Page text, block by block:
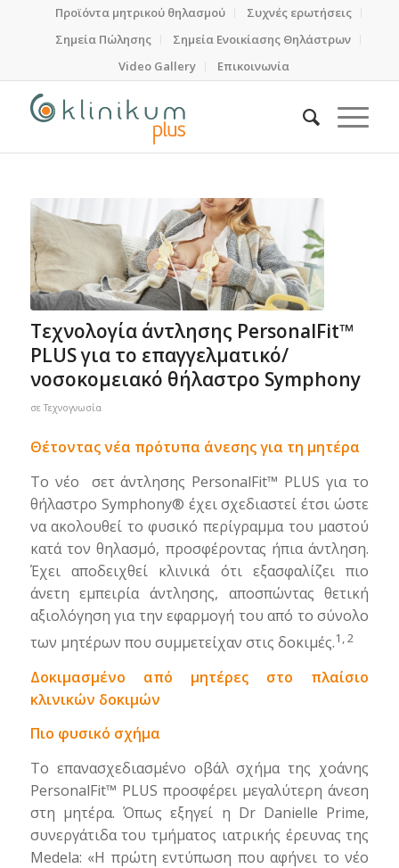
Προϊόντα μητρικού θηλασμού
Συχνές ερωτήσεις
Σημεία Πώλησης
Σημεία Ενοικίασης Θηλάστρων
Video Gallery
Επικοινωνία
Τεχνολογία άντλησης PersonalFit™
PLUS για το επαγγελματικό/
νοσοκομειακό θήλαστρο Symphony
σεΤεχνογνωσία
Θέτοντας νέα πρότυπα άνεσης για τη μητέρα
Το νέο σετ άντλησης PersonalFit™ PLUS για το
θήλαστρο Symphony® έχει σχεδιαστεί έτσι ώστε
να ακολουθεί το φυσικό περίγραμμα του μαστού
κατά τον θηλασμό, προσφέροντας ήπια άντληση.
Έχει αποδειχθεί κλινικά ότι εξασφαλίζει πιο
άνετη εμπειρία άντλησης, αποσπώντας θετική
αξιολόγηση για την εφαρμογή του από το σύνολο
των μητέρων που συμμετείχαν στις δοκιμές.1, 2
Δοκιμασμένο από μητέρες στο πλαίσιο
κλινικών δοκιμών
Πιο φυσικό σχήμα
Το επανασχεδιασμένο οβάλ σχήμα της χοάνης
PersonalFit™ PLUS προσφέρει μεγαλύτερη άνεση
στη μητέρα. Όπως εξηγεί η Dr Danielle Prime,
συνεργάτιδα του τμήματος ιατρικής έρευνας της
Medela: «Η πρώτη εντύπωση που αφήνει το νέο